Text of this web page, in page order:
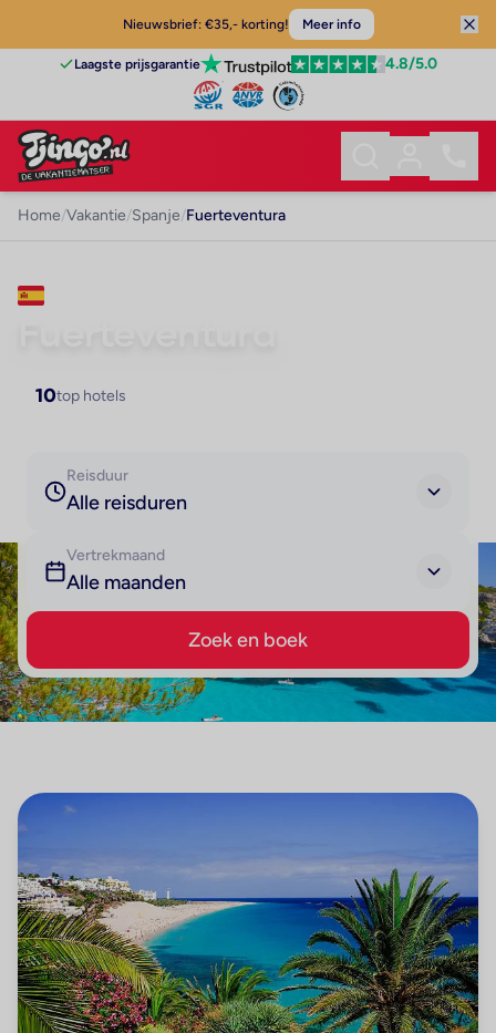
Nieuwsbrief: €35,- korting! Meer info
Laagste prijsgarantie 4.8/5.0
Home/Vakantie/Spanje/Fuerteventura
10top hotels
Reisduur
Alle reisduren
Vertrekmaand
Alle maanden
Zoek en boek